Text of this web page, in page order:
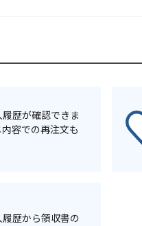
歴が確認できま
容での再注文も
歴から領収書の